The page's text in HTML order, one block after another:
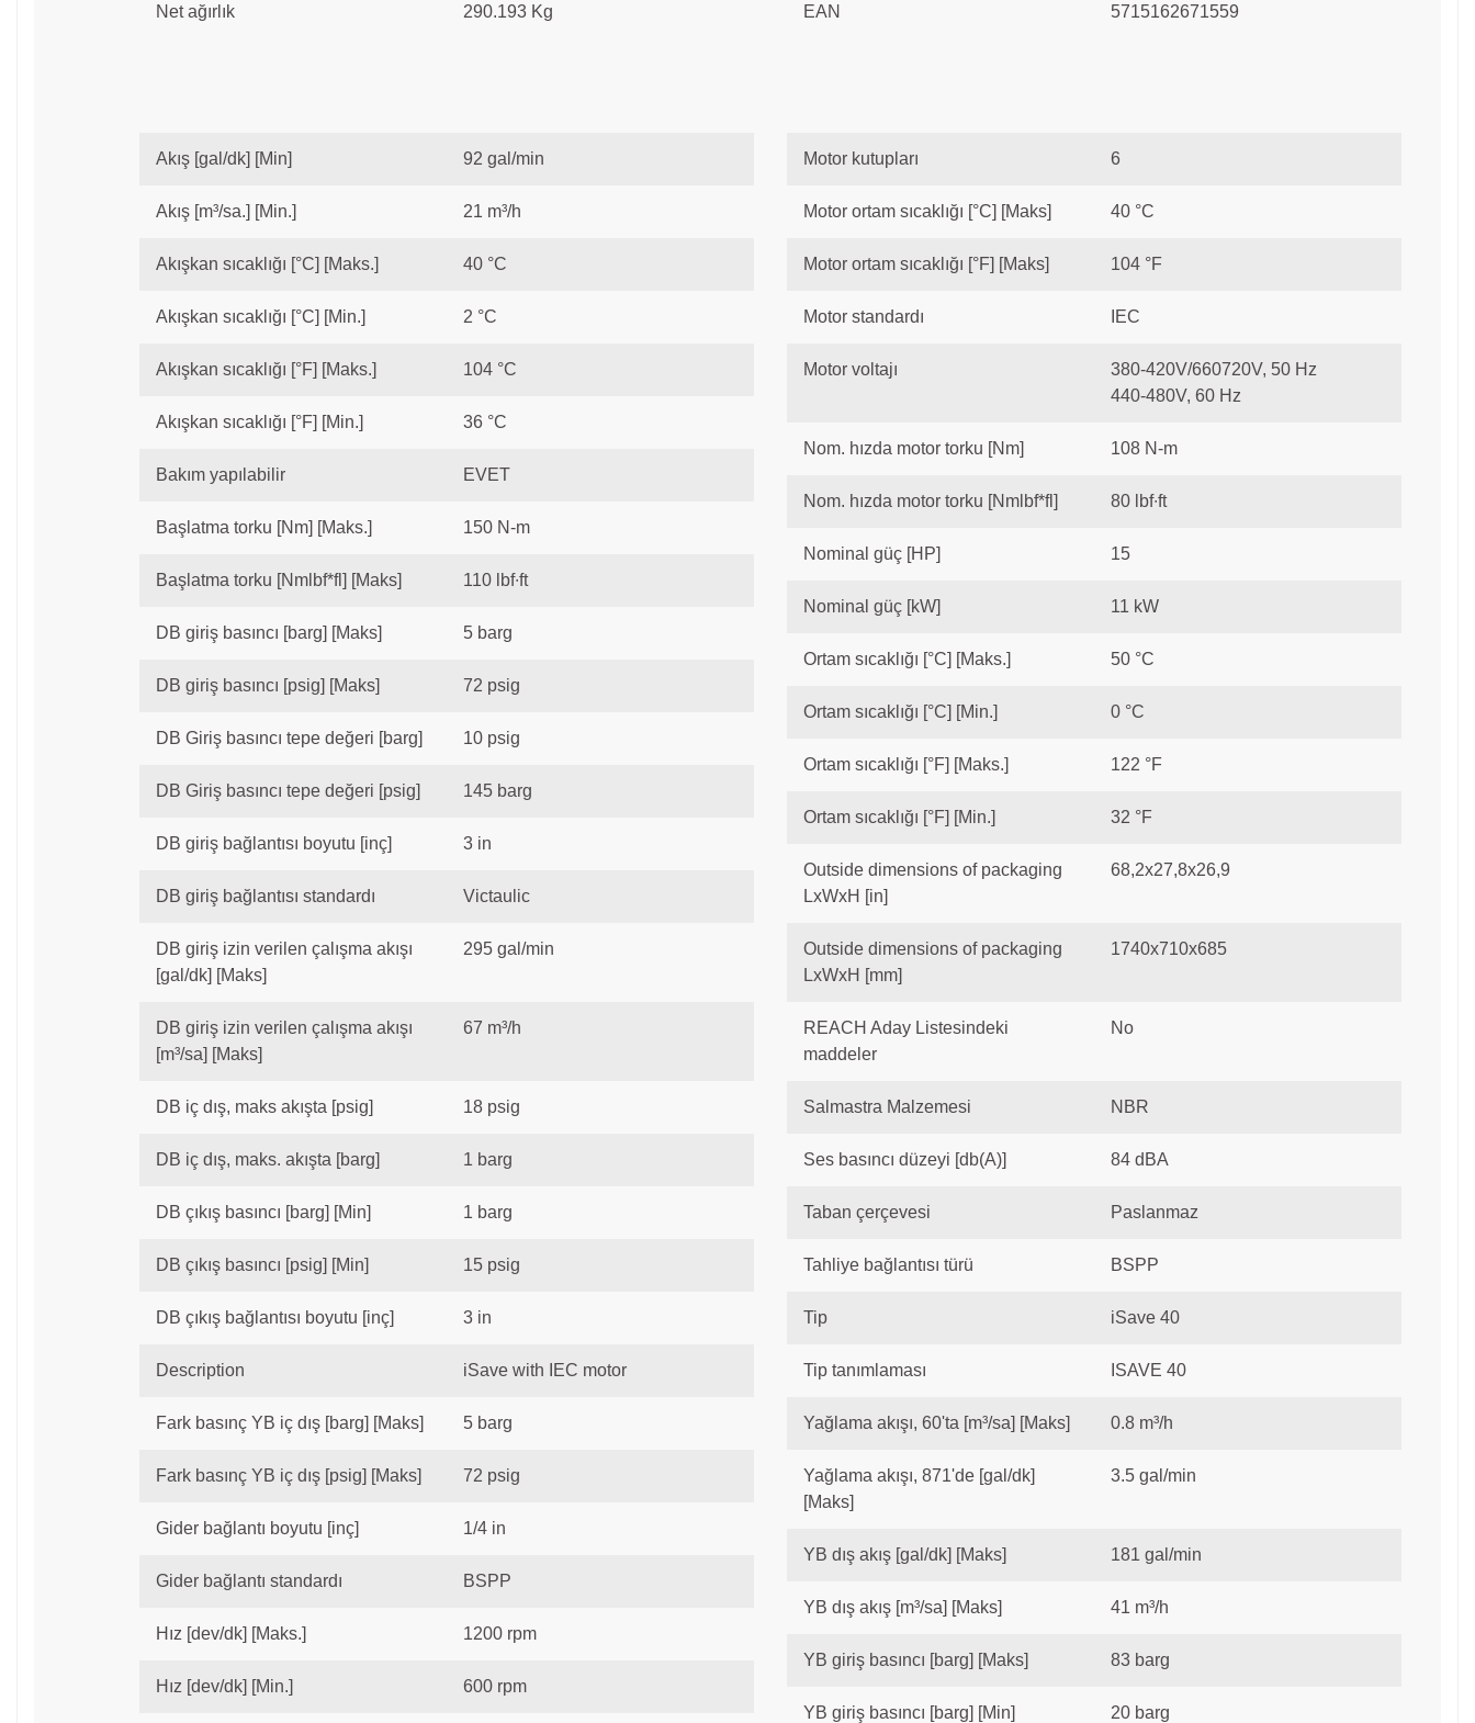
Net ağırlık 290.193 Kg EAN 5715162671559
Akış [gal/dk] [Min] 92 gal/min
Akış [m³/sa.] [Min.] 21 m³/h
Akışkan sıcaklığı [°C] [Maks.] 40 °C
Akışkan sıcaklığı [°C] [Min.] 2 °C
Akışkan sıcaklığı [°F] [Maks.] 104 °C
Akışkan sıcaklığı [°F] [Min.] 36 °C
Bakım yapılabilir EVET
Başlatma torku [Nm] [Maks.] 150 N-m
Başlatma torku [Nmlbf*fl] [Maks] 110 lbf∙ft
DB giriş basıncı [barg] [Maks] 5 barg
DB giriş basıncı [psig] [Maks] 72 psig
DB Giriş basıncı tepe değeri [barg] 10 psig
DB Giriş basıncı tepe değeri [psig] 145 barg
DB giriş bağlantısı boyutu [inç] 3 in
DB giriş bağlantısı standardı Victaulic
DB giriş izin verilen çalışma akışı
[gal/dk] [Maks]
295 gal/min
DB giriş izin verilen çalışma akışı
[m³/sa] [Maks]
67 m³/h
DB iç dış, maks akışta [psig] 18 psig
DB iç dış, maks. akışta [barg] 1 barg
DB çıkış basıncı [barg] [Min] 1 barg
DB çıkış basıncı [psig] [Min] 15 psig
DB çıkış bağlantısı boyutu [inç] 3 in
Description iSave with IEC motor
Fark basınç YB iç dış [barg] [Maks] 5 barg
Fark basınç YB iç dış [psig] [Maks] 72 psig
Gider bağlantı boyutu [inç] 1/4 in
Gider bağlantı standardı BSPP
Hız [dev/dk] [Maks.] 1200 rpm
Hız [dev/dk] [Min.] 600 rpm
Motor kutupları 6
Motor ortam sıcaklığı [°C] [Maks] 40 °C
Motor ortam sıcaklığı [°F] [Maks] 104 °F
Motor standardı IEC
Motor voltajı
380-420V/660720V, 50 Hz
440-480V, 60 Hz
Nom. hızda motor torku [Nm] 108 N-m
Nom. hızda motor torku [Nmlbf*fl] 80 lbf∙ft
Nominal güç [HP] 15
Nominal güç [kW] 11 kW
Ortam sıcaklığı [°C] [Maks.] 50 °C
Ortam sıcaklığı [°C] [Min.] 0 °C
Ortam sıcaklığı [°F] [Maks.] 122 °F
Ortam sıcaklığı [°F] [Min.] 32 °F
Outside dimensions of packaging
LxWxH [in]
68,2x27,8x26,9
Outside dimensions of packaging
LxWxH [mm]
1740x710x685
REACH Aday Listesindeki
maddeler
No
Salmastra Malzemesi NBR
Ses basıncı düzeyi [db(A)] 84 dBA
Taban çerçevesi Paslanmaz
Tahliye bağlantısı türü BSPP
Tip iSave 40
Tip tanımlaması ISAVE 40
Yağlama akışı, 60'ta [m³/sa] [Maks] 0.8 m³/h
Yağlama akışı, 871'de [gal/dk]
[Maks]
3.5 gal/min
YB dış akış [gal/dk] [Maks] 181 gal/min
YB dış akış [m³/sa] [Maks] 41 m³/h
YB giriş basıncı [barg] [Maks] 83 barg
YB giriş basıncı [barg] [Min] 20 barg